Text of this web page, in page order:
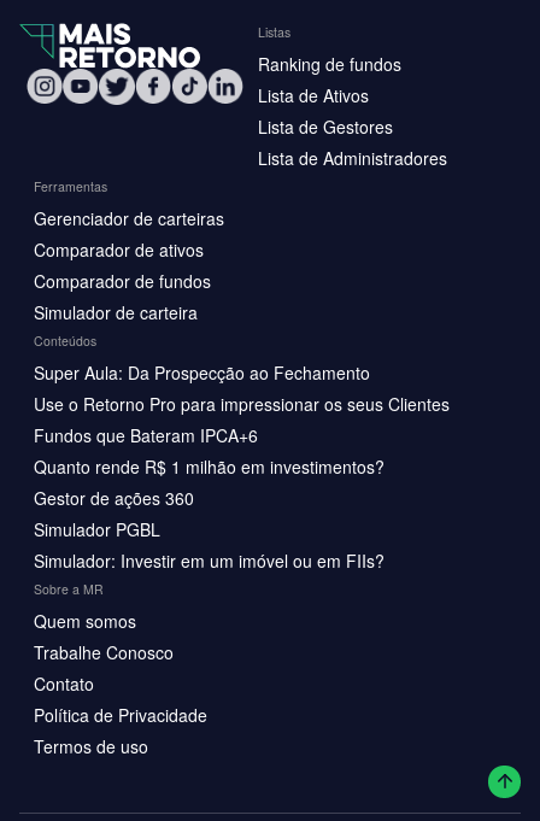
Listas
Ranking de fundos
Lista de Ativos
Lista de Gestores
Lista de Administradores
Ferramentas
Gerenciador de carteiras
Comparador de ativos
Comparador de fundos
Simulador de carteira
Conteúdos
Super Aula: Da Prospecção ao Fechamento
Use o Retorno Pro para impressionar os seus Clientes
Fundos que Bateram IPCA+6
Quanto rende R$ 1 milhão em investimentos?
Gestor de ações 360
Simulador PGBL
Simulador: Investir em um imóvel ou em FIIs?
Sobre a MR
Quem somos
Trabalhe Conosco
Contato
Política de Privacidade
Termos de uso